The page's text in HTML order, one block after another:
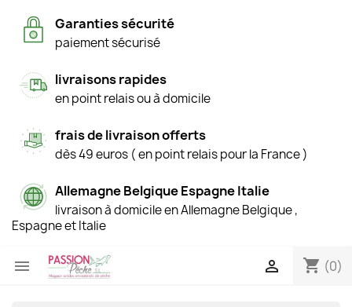
Garanties sécurité
paiement sécurisé
livraisons rapides
en point relais ou à domicile
frais de livraison offerts
dès 49 euros ( en point relais pour la France )
Allemagne Belgique Espagne Italie
livraison à domicile en Allemagne Belgique ,
Espagne et Italie
 shopping_cart (0)
